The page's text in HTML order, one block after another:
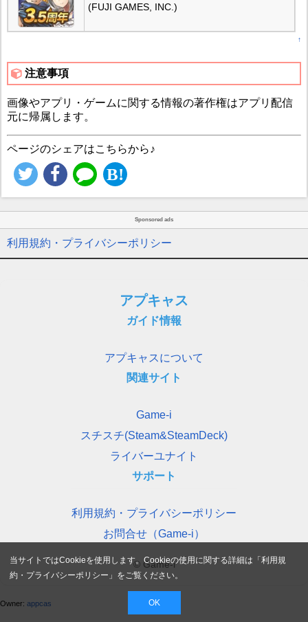
(FUJI GAMES, INC.)
↑
注意事項
画像やアプリ・ゲームに関する情報の著作権はアプリ配信
元に帰属します。
ページのシェアはこちらから♪
Sponsored ads
利用規約・プライバシーポリシー
アプキャス
ガイド情報
アプキャスについて
関連サイト
Game-i
スチスチ(Steam&SteamDeck)
ライバーユナイト
サポート
利用規約・プライバシーポリシー
お問合せ（Game-i）
© Game-i
Owner: appcas
当サイトではCookieを使用します。Cookieの使用に関する詳細は「利用規
約・プライバシーポリシー 」をご覧ください。
OK